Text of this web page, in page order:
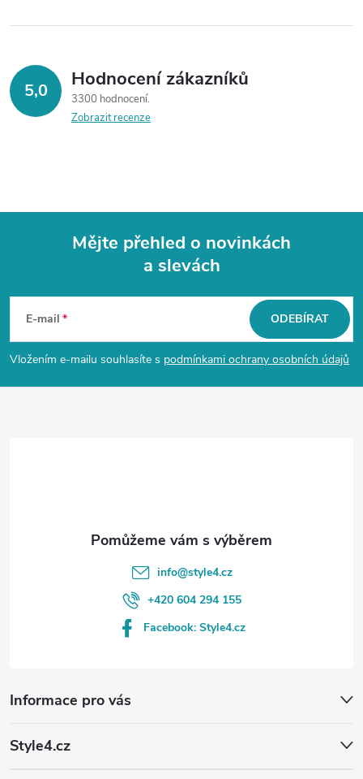
5,0 Hodnocení zákazníků
3300 hodnocení
Zobrazit recenze
p
Mějte přehled o novinkách
a slevách
E-mail
Vložením e-mailu souhlasíte s podmínkami ochrany osobních údajů
ODEBÍRAT
Informace pro vás
Style4.cz
info@style4.cz
+420 604 294 155
Facebook: Style4.cz